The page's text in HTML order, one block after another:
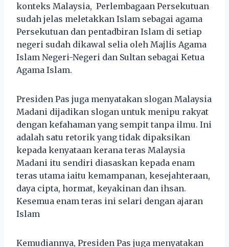
konteks Malaysia, Perlembagaan Persekutuan
sudah jelas meletakkan Islam sebagai agama
Persekutuan dan pentadbiran Islam di setiap
negeri sudah dikawal selia oleh Majlis Agama
Islam Negeri-Negeri dan Sultan sebagai Ketua
Agama Islam.
Presiden Pas juga menyatakan slogan Malaysia
Madani dijadikan slogan untuk menipu rakyat
dengan kefahaman yang sempit tanpa ilmu. Ini
adalah satu retorik yang tidak dipaksikan
kepada kenyataan kerana teras Malaysia
Madani itu sendiri diasaskan kepada enam
teras utama iaitu kemampanan, kesejahteraan,
daya cipta, hormat, keyakinan dan ihsan.
Kesemua enam teras ini selari dengan ajaran
Islam
Kemudiannya, Presiden Pas juga menyatakan